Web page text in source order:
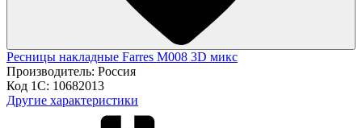
Ресницы накладные Farres M008 3D микс
Производитель: Россия
Код 1С: 10682013
Другие характеристики